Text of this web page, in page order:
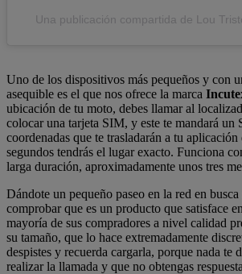
Una publicación compartida de Lou
Uno de los dispositivos más pequeños y con
asequible es el que nos ofrece la marca
ubicación de tu moto, debes llamar al
colocar una tarjeta SIM, y este te mandará un
coordenadas que te trasladarán a tu
segundos tendrás el lugar exacto. Funciona
larga duración, aproximadamente unos tres
Dándote un pequeño paseo en la red en
comprobar que es un producto que satisface
mayoría de sus compradores a nivel calidad
su tamaño, que lo hace extremadamente
despistes y recuerda cargarla, porque nada te
realizar la llamada y que no obtengas